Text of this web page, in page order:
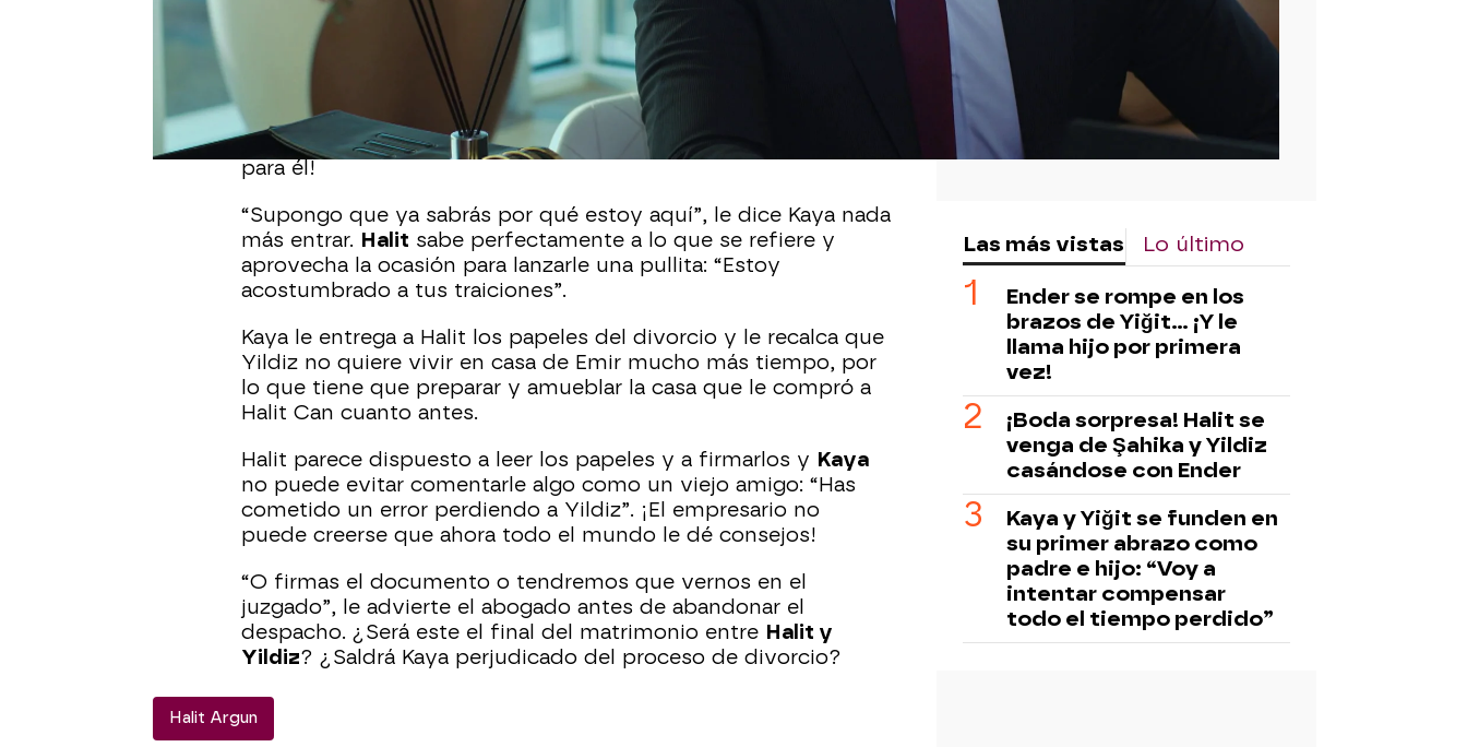
tiene claro que quiere divorciarse de
pedido a
que sea su abogado. Él ya ha redactado un
acuerdo con el que Yildiz pueda garantizar un futuro cómodo
para su bebé y ha querido llevárselo personalmente al
despacho de Halit. ¡Sabía que no iba a ser plato de buen gusto
para él!
“Supongo que ya sabrás por qué estoy aquí”, le dice Kaya nada
más entrar. Halit sabe perfectamente a lo que se refiere y
aprovecha la ocasión para lanzarle una pullita: “Estoy
acostumbrado a tus traiciones”.
Kaya le entrega a Halit los papeles del divorcio y le recalca que
Yildiz no quiere vivir en casa de Emir mucho más tiempo, por
lo que tiene que preparar y amueblar la casa que le compró a
Halit Can cuanto antes.
Halit parece dispuesto a leer los papeles y a firmarlos y Kaya
no puede evitar comentarle algo como un viejo amigo: “Has
cometido un error perdiendo a Yildiz”. ¡El empresario no
puede creerse que ahora todo el mundo le dé consejos!
“O firmas el documento o tendremos que vernos en el
juzgado”, le advierte el abogado antes de abandonar el
despacho. ¿Será este el final del matrimonio entre Halit y
Yildiz? ¿Saldrá Kaya perjudicado del proceso de divorcio?
Halit Argun
Las más vistas Lo último
Ender se rompe en los
brazos de Yiğit… ¡Y le
llama hijo por primera
vez!
¡Boda sorpresa! Halit se
venga de Şahika y Yildiz
casándose con Ender
Kaya y Yiğit se funden en
su primer abrazo como
padre e hijo: “Voy a
intentar compensar
todo el tiempo perdido”